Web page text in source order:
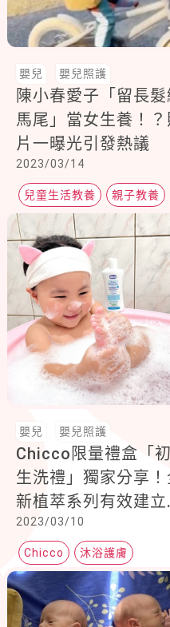
嬰兒 嬰兒照護
陳小春愛子「留長髮
馬尾」當女生養！？
片一曝光引發熱議
2023/03/14
兒童生活教養 親子教養
生活態度
嬰兒 嬰兒照護
Chicco限量禮盒「初
生洗禮」獨家分享！
新植萃系列有效建立
膚保護層，媽媽們直
有感：「寶寶肌膚變
定，摸起來好像回
嬰那時候～」
2023/03/10
Chicco 沐浴護膚
植萃系列